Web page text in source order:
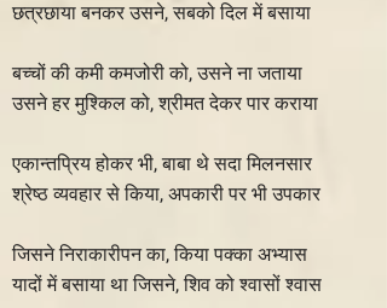
छत्रछाया बनकर उसने, सबको दिल में बसाया
बच्चों की कमी कमजोरी को, उसने ना जताया
उसने हर मुश्किल को, श्रीमत देकर पार कराया
एकान्तप्रिय होकर भी, बाबा थे सदा मिलनसार
श्रेष्ठ व्यवहार से किया, अपकारी पर भी उपकार
जिसने निराकारीपन का, किया पक्का अभ्यास
यादों में बसाया था जिसने, शिव को श्वासों श्वास